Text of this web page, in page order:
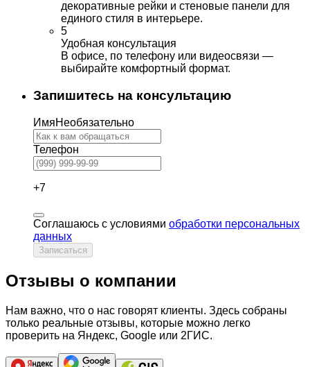
декоративные рейки и стеновые панели для
единого стиля в интерьере.
5
Удобная консультация
В офисе, по телефону или видеосвязи —
выбирайте комфортный формат.
Запишитесь на консультацию
ИмяНеобязательно
Телефон
+7
Соглашаюсь с условиями обработки персональных
данных
Записаться
Отзывы о компании
Нам важно, что о нас говорят клиенты. Здесь собраны
только реальные отзывы, которые можно легко
проверить на Яндекс, Google или 2ГИС.